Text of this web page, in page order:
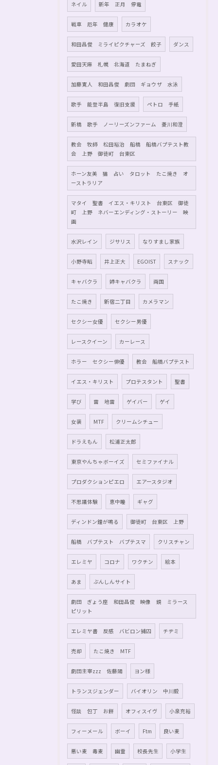
ネイル 新年 正月 停電
戦車 厄年 健康 カラオケ
和田昌俊 ミライピクチャーズ 餃子 ダンス
愛田天麻 札幌 北海道 たまねぎ
加藤寛人 和田昌俊 劇団 ギョウザ 水泳
歌手 能登半島 復旧支援 ペトロ 手紙
新橋 歌手 ノーリーズンファーム 菱川和澄
教会 牧師 松田裕治 船橋 船橋バプテスト教
会 上野 御徒町 台東区
ホーン友美 猫 占い タロット たこ焼き オ
ーストラリア
マタイ 聖書 イエス・キリスト 台東区 御徒
町 上野 ネバーエンディング・ストーリー 映
画
水沢レイン ジサリス なりすまし家族
小野寺昭 井上正大 EGOIST スナック
キャバクラ 姉キャバクラ 両国
たこ焼き 新宿二丁目 カメラマン
セクシー女優 セクシー男優
レースクイーン カーレース
ホラー セクシー俳優 教会 船橋バプテスト
イエス・キリスト プロテスタント 聖書
学び 雷 地雷 ゲイバー ゲイ
女装 MTF クリームシチュー
ドラえもん 松浦正太郎
東京やんちゃボーイズ セミファイナル
プロダクションピエロ エアースタジオ
不思議体験 恵中瞳 ギャグ
ディンドン鐘が鳴る 御徒町 台東区 上野
船橋 バプテスト バプテスマ クリスチャン
エレミヤ コロナ ワクチン 絵本
あま ぶんしんサイト
劇団 ぎょう座 和田昌俊 映像 鏡 ミラース
ピリット
エレミヤ書 反感 バビロン捕囚 チヂミ
売却 たこ焼き MTF
劇団主宰zzz 佐藤陽 ヨン様
トランスジェンダー バイオリン 中川毅
怪談 包丁 お餅 オフィスイヴ 小泉充裕
フィーメール ボーイ Ftm 良い麦
悪い麦 毒麦 幽霊 校長先生 小学生